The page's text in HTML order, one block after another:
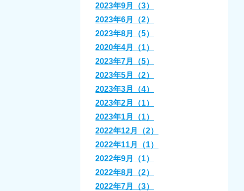
2023年9月（3）
2023年6月（2）
2023年8月（5）
2020年4月（1）
2023年7月（5）
2023年5月（2）
2023年3月（4）
2023年2月（1）
2023年1月（1）
2022年12月（2）
2022年11月（1）
2022年9月（1）
2022年8月（2）
2022年7月（3）